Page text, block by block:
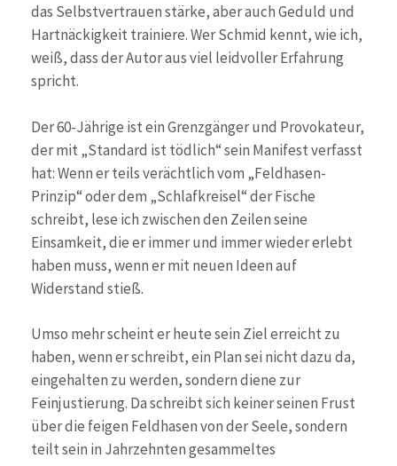
das Selbstvertrauen stärke, aber auch Geduld und
Hartnäckigkeit trainiere. Wer Schmid kennt, wie ich,
weiß, dass der Autor aus viel leidvoller Erfahrung
spricht.
Der 60-Jährige ist ein Grenzgänger und Provokateur,
der mit „Standard ist tödlich“ sein Manifest verfasst
hat: Wenn er teils verächtlich vom „Feldhasen-
Prinzip“ oder dem „Schlafkreisel“ der Fische
schreibt, lese ich zwischen den Zeilen seine
Einsamkeit, die er immer und immer wieder erlebt
haben muss, wenn er mit neuen Ideen auf
Widerstand stieß.
Umso mehr scheint er heute sein Ziel erreicht zu
haben, wenn er schreibt, ein Plan sei nicht dazu da,
eingehalten zu werden, sondern diene zur
Feinjustierung. Da schreibt sich keiner seinen Frust
über die feigen Feldhasen von der Seele, sondern
teilt sein in Jahrzehnten gesammeltes